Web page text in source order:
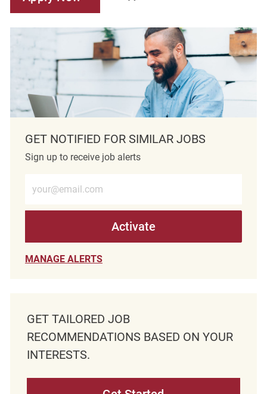
GET NOTIFIED FOR SIMILAR JOBS
Sign up to receive job alerts
Activate
MANAGE ALERTS
GET TAILORED JOB
RECOMMENDATIONS BASED ON YOUR
INTERESTS.